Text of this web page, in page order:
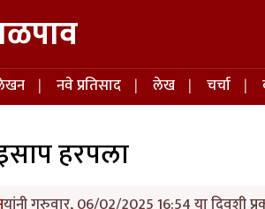
नवे प्रतिसाद लेख चर्चा
हरपला